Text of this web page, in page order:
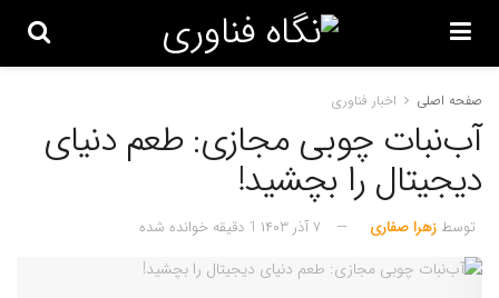
صفحه اصلی اخبار فناوری
آب‌نبات چوبی مجازی: طعم دنیای
دیجیتال را بچشید!
توسط زهرا صفاری ۷ آذر ۱۴۰۳ 1 دقیقه خوانده شده